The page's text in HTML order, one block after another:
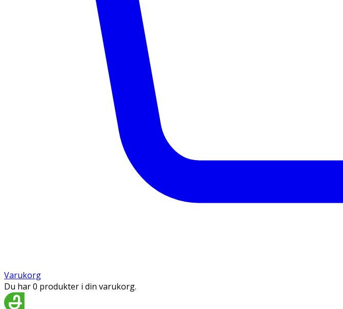
Varukorg
Du har 0 produkter i din varukorg.